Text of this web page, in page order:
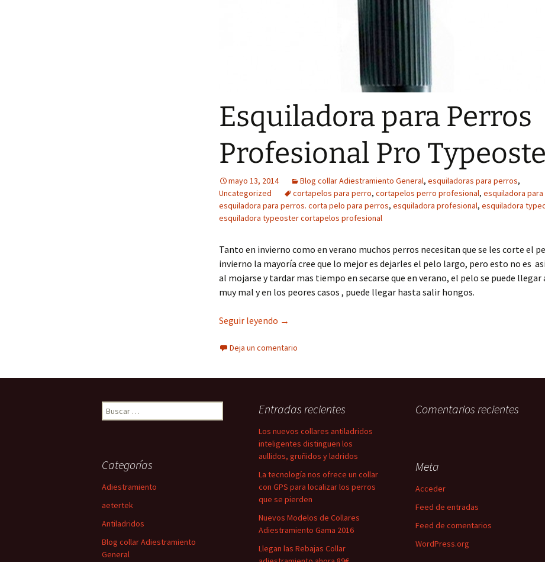
Esquiladora para Perros
Profesional Pro
mayo 13, 2014 Blog collar Adiestramiento General, esquiladoras para perros,
Uncategorized
cortapelos para perro, cortapelos perro profesional, esquiladora
esquiladora para perros. corta pelo para perros, esquiladora profesional, esquiladora
esquiladora typeoster cortapelos profesional
Tanto en invierno como en verano muchos perros necesitan que se les corte el
invierno la mayoría cree que lo mejor es dejarles el pelo largo, pero esto no es
al mojarse y tardar mas tiempo en secarse que en verano, el pelo se puede llegar
muy mal y en los peores casos , puede llegar hasta salir hongos.
Seguir leyendo Esquiladora para Perros Profesional Pro Typeoster
→
Deja un comentario
Buscar: Entradas recientes
Los nuevos collares antiladridos
inteligentes distinguen los
aullidos, gruñidos y ladridos
La tecnología nos ofrece un collar
con GPS para localizar los perros
que se pierden
Nuevos Modelos de Collares
Adiestramiento Gama 2016
Llegan las Rebajas Collar
Comentarios recientes
Categorías
Adiestramiento
aetertek
Antiladridos
Blog collar Adiestramiento
General
Meta
Acceder
Feed de entradas
Feed de comentarios
WordPress.org